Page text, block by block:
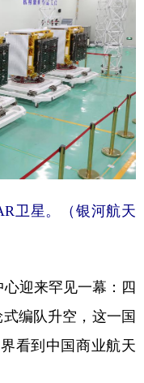
卫星。（银河航天
迎来罕见一幕：四
编队升空，这一国
看到中国商业航天